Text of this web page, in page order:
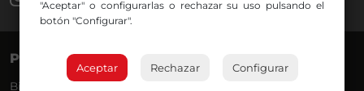
PROGRAMAS
Bilbosport
"Aceptar" o configurarlas o rechazar su uso pulsando el
botón "Configurar".
Aceptar Rechazar Configurar